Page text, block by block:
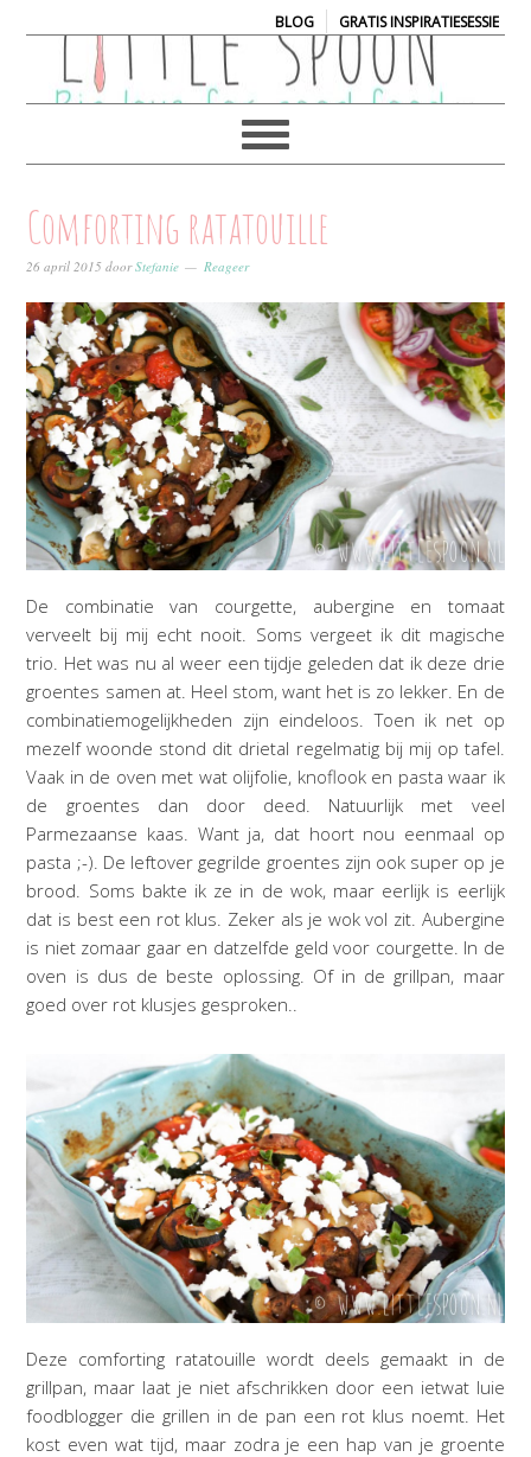
BLOG| GRATIS INSPIRATIESESSIE
Comforting ratatouille
26 april 2015 doorStefanie Reageer
De combinatie van courgette, aubergine en tomaat
verveelt bij mij echt nooit. Soms vergeet ik dit magische
trio. Het was nu al weer een tijdje geleden dat ik deze drie
groentes samen at. Heel stom, want het is zo lekker. En de
combinatiemogelijkheden zijn eindeloos. Toen ik net op
mezelf woonde stond dit drietal regelmatig bij mij op tafel.
Vaak in de oven met wat olijfolie, knoflook en pasta waar ik
de groentes dan door deed. Natuurlijk met veel
Parmezaanse kaas. Want ja, dat hoort nou eenmaal op
pasta ;-). De leftover gegrilde groentes zijn ook super op je
brood. Soms bakte ik ze in de wok, maar eerlijk is eerlijk
dat is best een rot klus. Zeker als je wok vol zit. Aubergine
is niet zomaar gaar en datzelfde geld voor courgette. In de
oven is dus de beste oplossing. Of in de grillpan, maar
goed over rot klusjes gesproken..
Deze comforting ratatouille wordt deels gemaakt in de
grillpan, maar laat je niet afschrikken door een ietwat luie
foodblogger die grillen in de pan een rot klus noemt. Het
kost even wat tijd, maar zodra je een hap van je groente